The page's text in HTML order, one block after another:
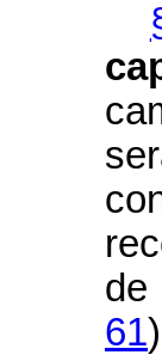
de
61